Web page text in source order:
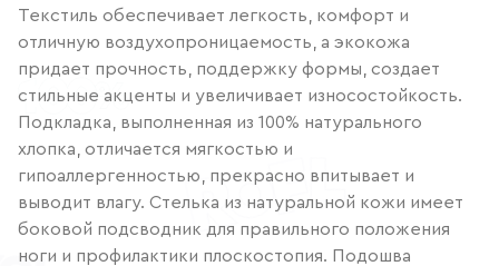
Текстиль обеспечивает легкость, комфорт и
отличную воздухопроницаемость, а экокожа
придает прочность, поддержку формы, создает
стильные акценты и увеличивает износостойкость.
Подкладка, выполненная из 100% натурального
хлопка, отличается мягкостью и
гипоаллергенностью, прекрасно впитывает и
выводит влагу. Стелька из натуральной кожи имеет
боковой подсводник для правильного положения
ноги и профилактики плоскостопия. Подошва